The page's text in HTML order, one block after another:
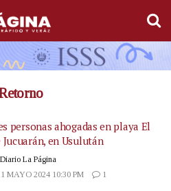
personas ahogadas en playa El
Jucuarán, en Usulután
La Página
MAYO 2024 10:30 PM
1